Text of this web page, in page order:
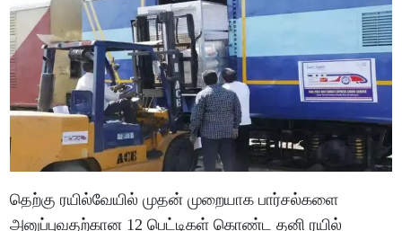
தெற்கு ரயில்வேயில் முதன் முறையாக பார்சல்களை
அனுப்புவதற்கான 12 பெட்டிகள் கொண்ட தனி ரயில்